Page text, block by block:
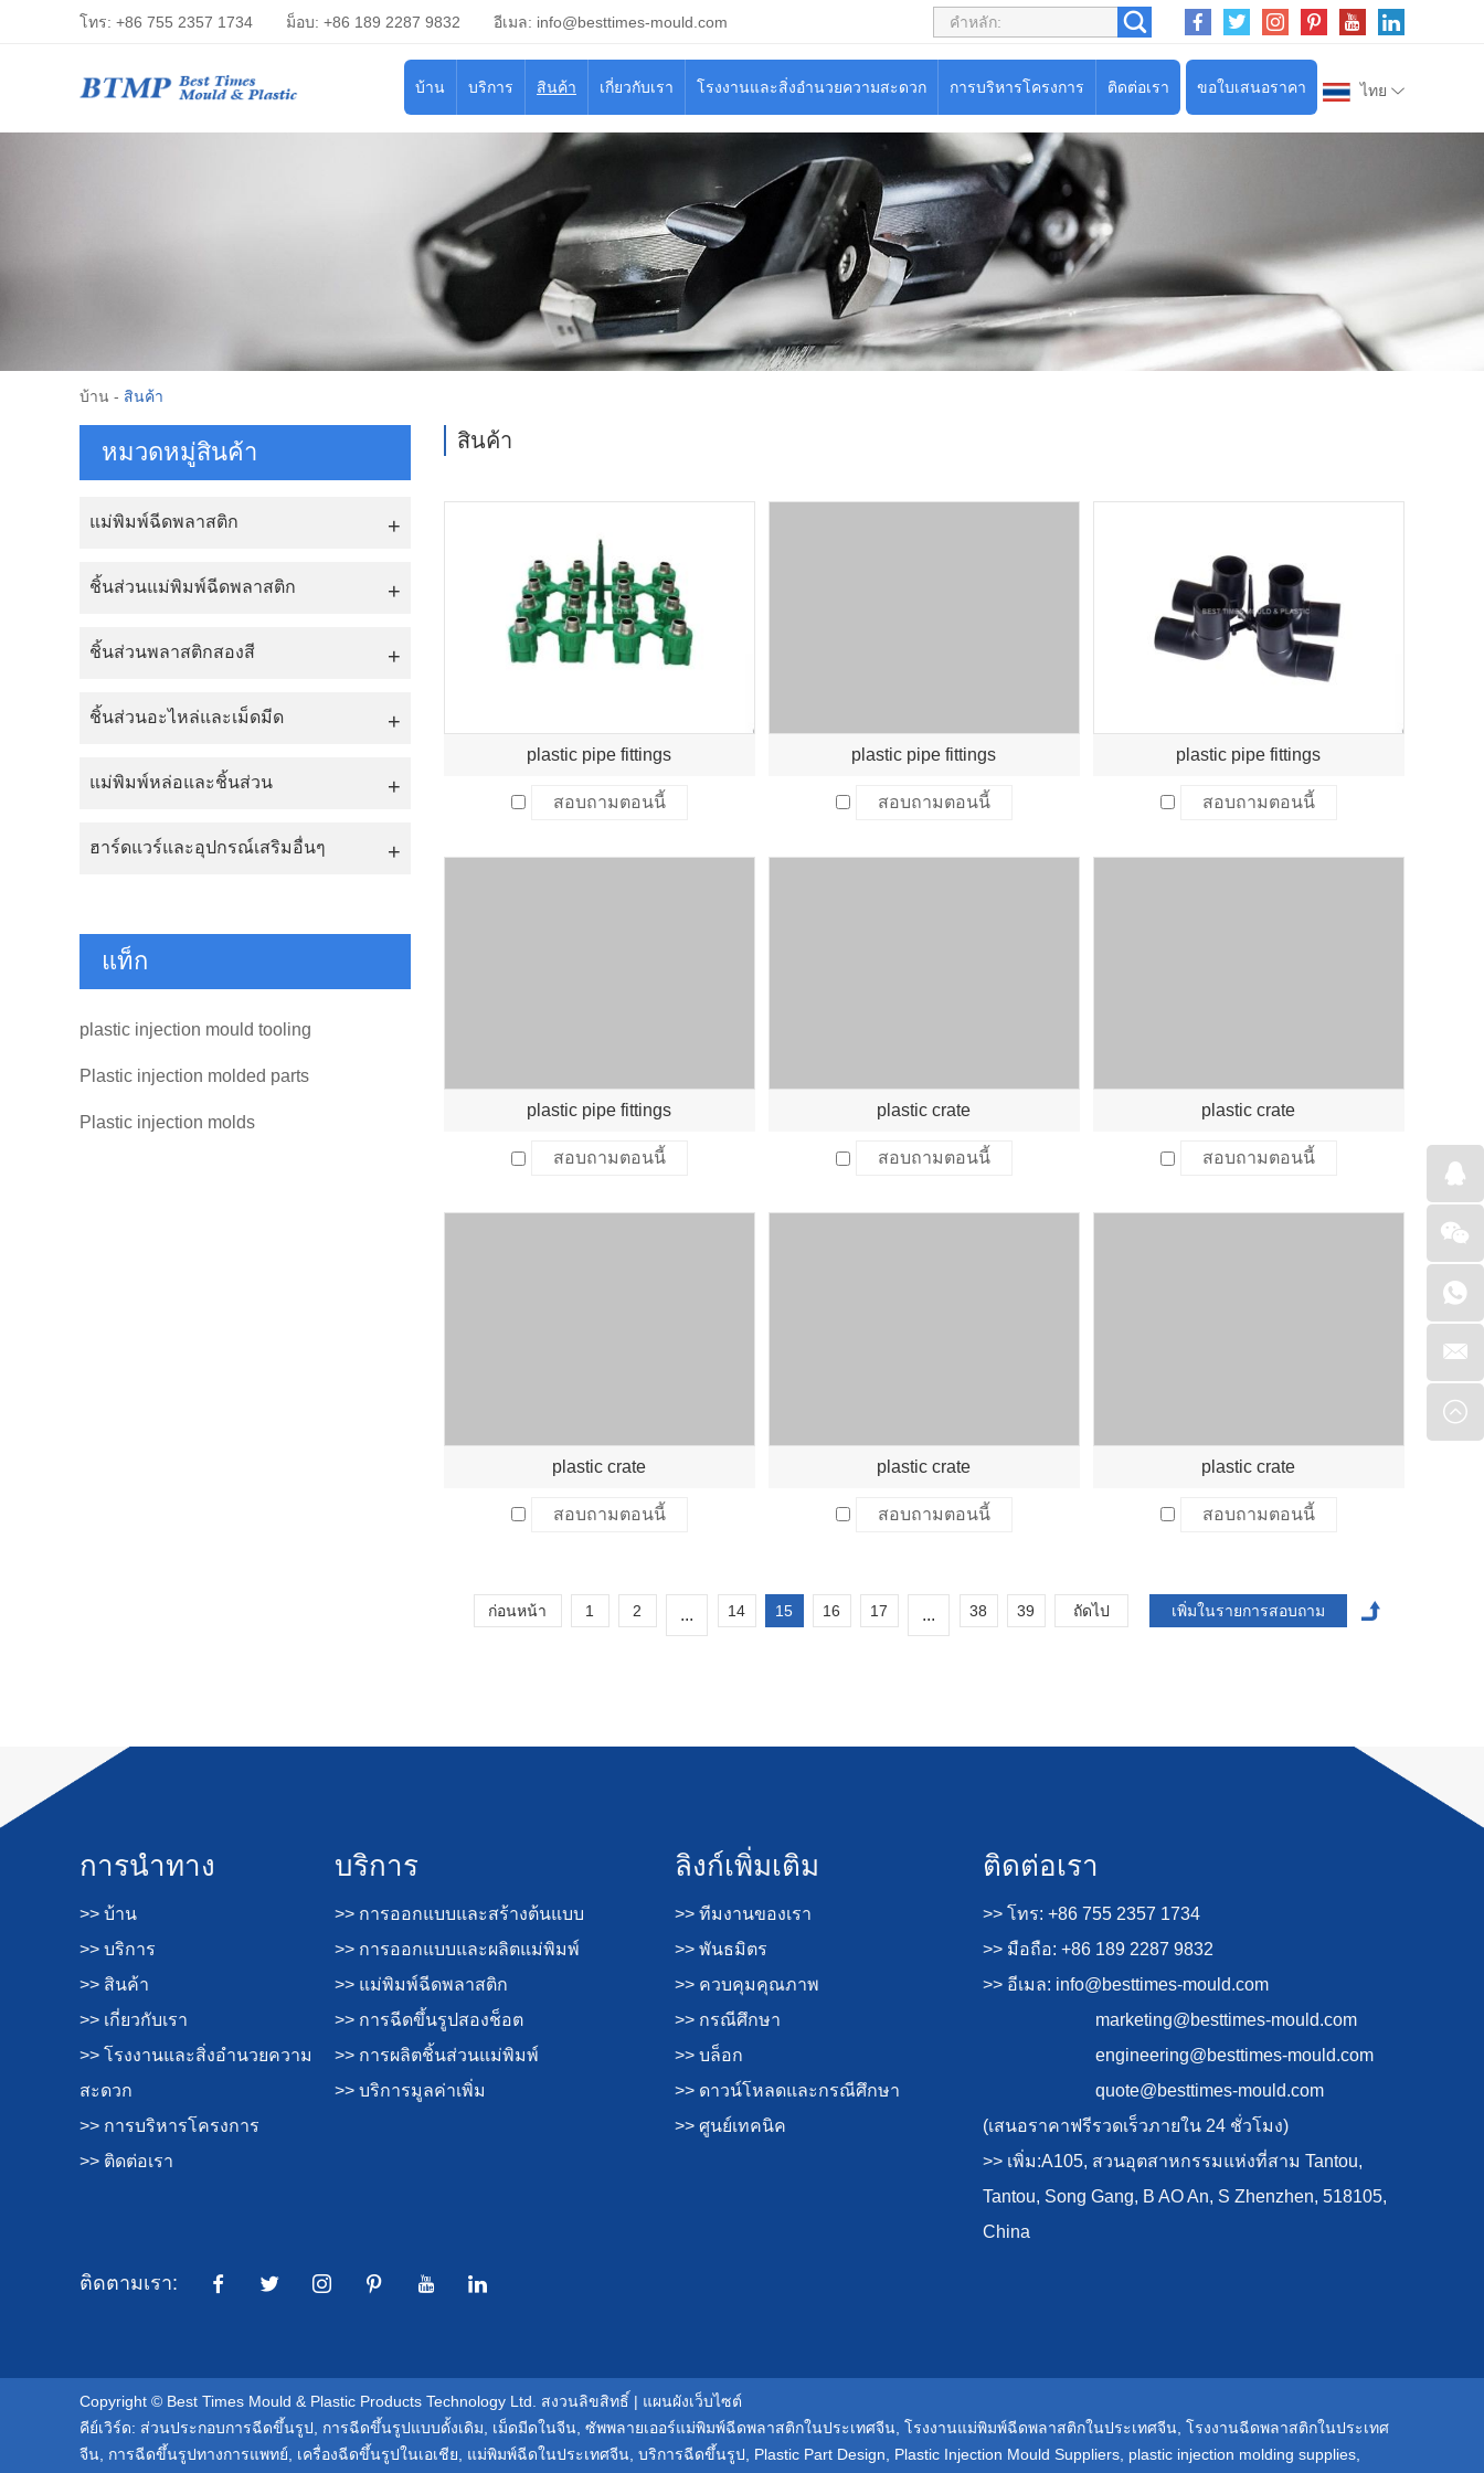
โทร: +86 755 2357 1734 ม็อบ: +86 189 2287 9832 อีเมล: info@besttimes-mould.com
ไทย
ขอใบเสนอราคา
บ้าน บริการ สินค้า เกี่ยวกับเรา โรงงานและสิ่งอำนวยความสะดวก การบริหารโครงการ ติดต่อเรา
บ้าน - สินค้า
สินค้า
plastic pipe fittings
สอบถามตอนนี้
plastic pipe fittings
สอบถามตอนนี้
plastic pipe fittings
สอบถามตอนนี้
plastic pipe fittings
สอบถามตอนนี้
plastic crate
สอบถามตอนนี้
plastic crate
สอบถามตอนนี้
plastic crate
สอบถามตอนนี้
plastic crate
สอบถามตอนนี้
plastic crate
สอบถามตอนนี้
ก่อนหน้า 1 2 ... 14 15 16 17 ... 38 39 ถัดไป
หมวดหมู่สินค้า
แม่พิมพ์ฉีดพลาสติก
ชิ้นส่วนแม่พิมพ์ฉีดพลาสติก
ชิ้นส่วนพลาสติกสองสี
ชิ้นส่วนอะไหล่และเม็ดมีด
แม่พิมพ์หล่อและชิ้นส่วน
ฮาร์ดแวร์และอุปกรณ์เสริมอื่นๆ
แท็ก
plastic injection mould tooling
Plastic injection molded parts
Plastic injection molds
การนำทาง
>> บ้าน
>> บริการ
>> สินค้า
>> เกี่ยวกับเรา
>> โรงงานและสิ่งอำนวยความ
สะดวก
>> การบริหารโครงการ
>> ติดต่อเรา
บริการ
>> การออกแบบและสร้างต้นแบบ
>> การออกแบบและผลิตแม่พิมพ์
>> แม่พิมพ์ฉีดพลาสติก
>> การฉีดขึ้นรูปสองช็อต
>> การผลิตชิ้นส่วนแม่พิมพ์
>> บริการมูลค่าเพิ่ม
ลิงก์เพิ่มเติม
>> ทีมงานของเรา
>> พันธมิตร
>> ควบคุมคุณภาพ
>> กรณีศึกษา
>> บล็อก
>> ดาวน์โหลดและกรณีศึกษา
>> ศูนย์เทคนิค
ติดต่อเรา
>> โทร: +86 755 2357 1734
>> มือถือ: +86 189 2287 9832
>> อีเมล: info@besttimes-mould.com
marketing@besttimes-mould.com
engineering@besttimes-mould.com
quote@besttimes-mould.com
(เสนอราคาฟรีรวดเร็วภายใน 24 ชั่วโมง)
>> เพิ่ม:A105, สวนอุตสาหกรรมแห่งที่สาม Tantou,
Tantou, Song Gang, B AO An, S Zhenzhen, 518105,
China
ติดตามเรา:
Copyright © Best Times Mould & Plastic Products Technology Ltd. สงวนลิขสิทธิ์ | แผนผังเว็บไซต์
คีย์เวิร์ด: ส่วนประกอบการฉีดขึ้นรูป การฉีดขึ้นรูปแบบดั้งเดิม เม็ดมีดในจีน ซัพพลายเออร์แม่พิมพ์ฉีดพลาสติกในประเทศจีน โรงงานแม่พิมพ์ฉีดพลาสติกในประเทศจีน โรงงานฉีดพลาสติกในประเทศ
จีน การฉีดขึ้นรูปทางการแพทย์ เครื่องฉีดขึ้นรูปในเอเชีย แม่พิมพ์ฉีดในประเทศจีน บริการฉีดขึ้นรูป Plastic Part Design Plastic Injection Mould Suppliers plastic injection molding supplies